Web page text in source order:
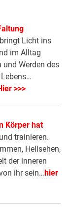
Licht ins
im Alltag
Werden des
>>>
Körper hat
trainieren.
Hellsehen,
der inneren
ihr sein… hier